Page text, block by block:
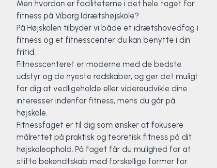
Men hvordan er faciliteterne i det hele taget for
fitness på Viborg Idrætshøjskole?
På Højskolen tilbyder vi både et idrætshovedfag i
fitness og et fitnesscenter du kan benytte i din
fritid.
Fitnesscenteret er moderne med de bedste
udstyr og de nyeste redskaber, og gør det muligt
for dig at vedligeholde eller videreudvikle dine
interesser indenfor fitness, mens du går på
højskole.
Fitnessfaget er til dig som ønsker at fokusere
målrettet på praktisk og teoretisk fitness på dit
højskoleophold. På faget får du mulighed for at
stifte bekendtskab med forskellige former for